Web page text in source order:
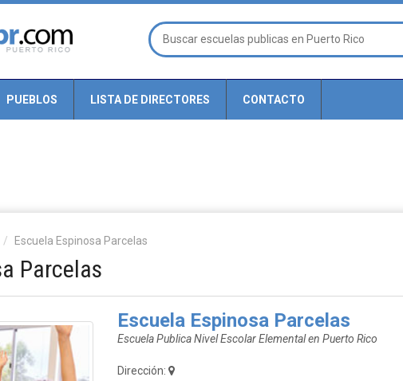
PUEBLOS LISTA DE DIRECTORES CONTACTO
Escuela Espinosa Parcelas
Parcelas
Escuela Espinosa Parcelas
Escuela Publica Nivel Escolar Elemental en Puerto Rico
Dirección: